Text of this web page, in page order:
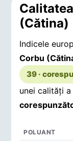
(Cătina)
Indicele
Corbu
39 ·
unei calități
POLUANT